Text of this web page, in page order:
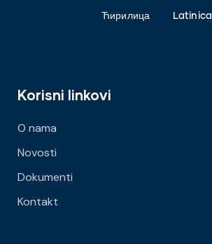
Ћирилица Latinica
Korisni linkovi
O nama
Novosti
Dokumenti
Kontakt